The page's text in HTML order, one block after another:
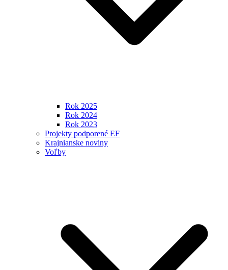
Rok 2025
Rok 2024
Rok 2023
Projekty podporené EF
Krajnianske noviny
Voľby